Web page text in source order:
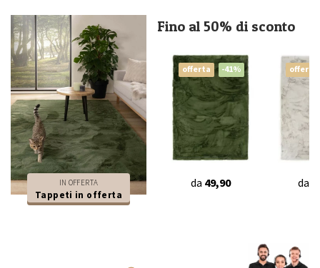
IN OFFERTA
Tappeti in offerta
Fino al 50% di sconto
offerta -41%
da 49,90
offerta
da